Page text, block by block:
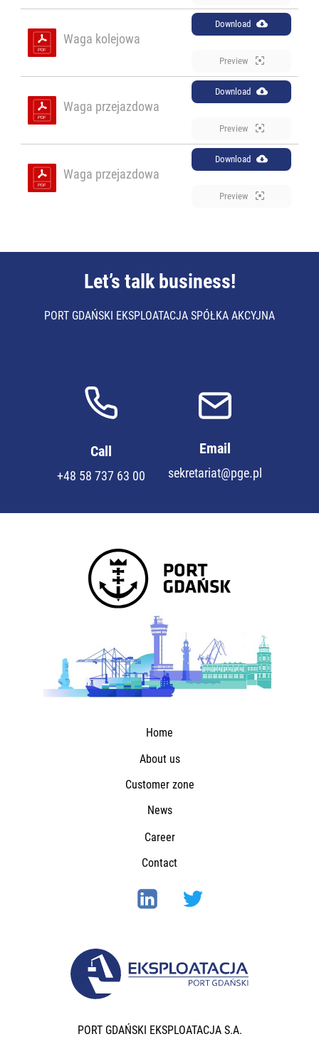
Waga kolejowa
Download
Preview
Waga przejazdowa
Download
Preview
Waga przejazdowa
Download
Preview
Let’s talk business!
PORT GDAŃSKI EKSPLOATACJA SPÓŁKA AKCYJNA
Call
+48 58 737 63 00
Email
sekretariat@pge.pl
Home
About us
Customer zone
News
Career
Contact
PORT GDAŃSKI EKSPLOATACJA S.A.